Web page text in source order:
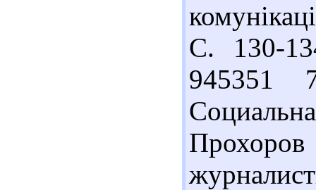
С. 130-
945351